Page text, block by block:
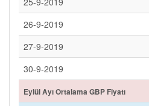
26-9-2019
27-9-2019
30-9-2019
Eylül Ayı Ortalama GBP Fiyatı